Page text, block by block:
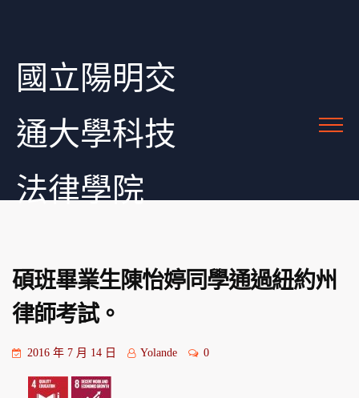
國立陽明交
通大學科技
法律學院
碩班畢業生陳怡婷同學通過紐約州
律師考試。
2016 年 7 月 14 日 Yolande 0